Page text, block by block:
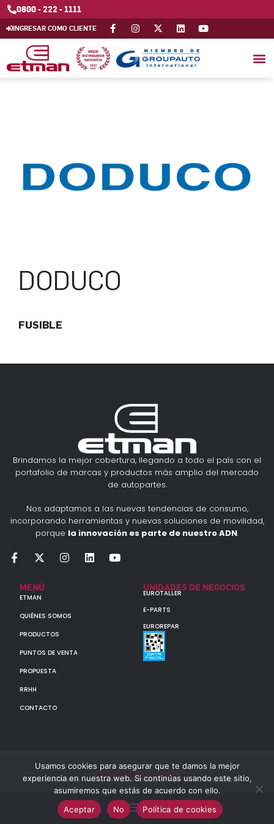
0800 - 222 - 1111
INGRESAR COMO CLIENTE
DODUCO
FUSIBLE
Brindamos la mejor cobertura, llegando a todo el país con el
portafolio de marcas y productos más amplio del mercado
de autopartes.
Nos adaptamos a las nuevas tendencias de consumo,
incorporando herramientas y nuevas soluciones de movilidad,
porque la innovación es parte de nuestro ADN.
MENÚ
ETMAN
QUIÉNES SOMOS
PRODUCTOS
PUNTOS DE VENTA
PROPUESTA
RRHH
CONTACTO
UNIDADES DE NEGOCIOS
EUROTALLER
E-PARTS
EUROREPAR
GRUPO ETMAN : : 2026
Todos los derechos reservados a MULTIORIGINAL PARTS S.A. (CUIT: 30-60142852-7)
Usamos cookies para asegurar que te damos la mejor
experiencia en nuestra web. Si continúas usando este sitio,
asumiremos que estás de acuerdo con ello.
Aceptar
No Política de cookies